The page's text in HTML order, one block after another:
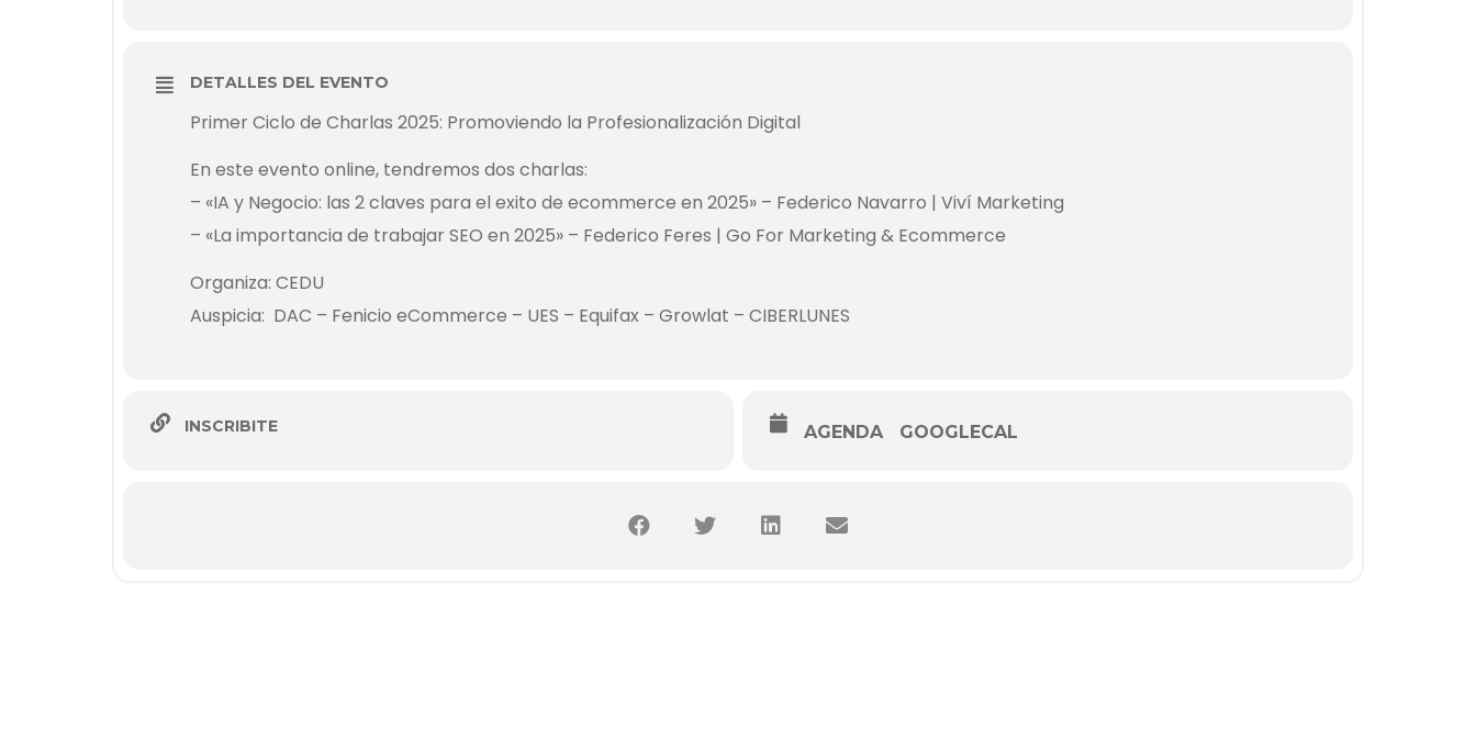
DETALLES DEL EVENTO
Primer Ciclo de Charlas 2025: Promoviendo la Profesionalización Digital
En este evento online, tendremos dos charlas:
– «IA y Negocio: las 2 claves para el exito de ecommerce en 2025» – Federico Navarro | Viví Marketing
– «La importancia de trabajar SEO en 2025» – Federico Feres | Go For Marketing & Ecommerce
Organiza: CEDU
Auspicia: DAC – Fenicio eCommerce – UES – Equifax – Growlat – CIBERLUNES
INSCRIBITE AGENDA GOOGLECAL